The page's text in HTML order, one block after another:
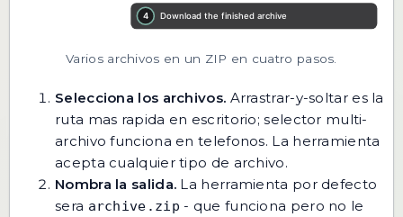
Varios archivos en un ZIP en cuatro pasos.
Selecciona los archivos. Arrastrar-y-soltar es la
ruta mas rapida en escritorio; selector multi-
archivo funciona en telefonos. La herramienta
acepta cualquier tipo de archivo.
Nombra la salida. La herramienta por defecto
sera archive.zip - que funciona pero no le